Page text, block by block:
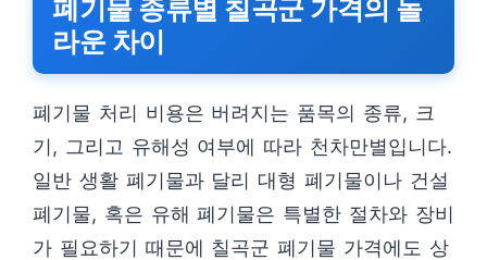
폐기물 종류별 칠곡군 가격의 놀
라운 차이
폐기물 처리 비용은 버려지는 품목의 종류, 크
기, 그리고 유해성 여부에 따라 천차만별입니다.
일반 생활 폐기물과 달리 대형 폐기물이나 건설
폐기물, 혹은 유해 폐기물은 특별한 절차와 장비
가 필요하기 때문에 칠곡군 폐기물 가격에도 상